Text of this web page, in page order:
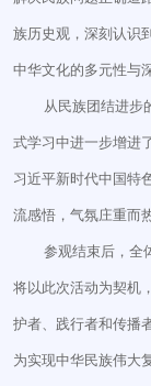
族历史观，深刻认识
中华文化的多元性与
从民族团结进步的
式学习中进一步增进
习近平新时代中国特
流感悟，气氛庄重而
参观结束后，全体
将以此次活动为契机
护者、践行者和传播
为实现中华民族伟大